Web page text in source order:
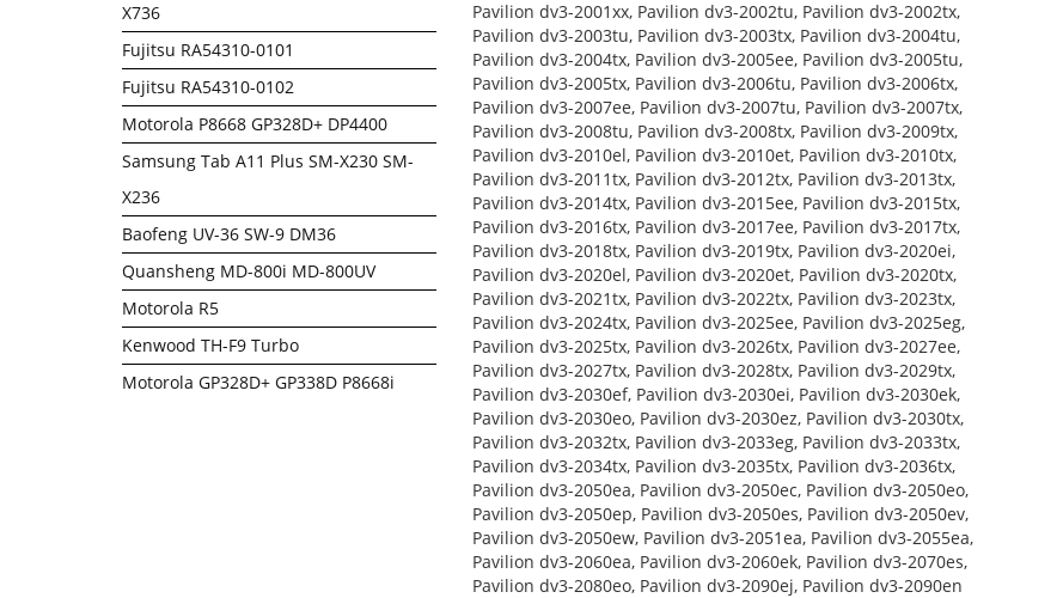
X736
Fujitsu RA54310-0101
Fujitsu RA54310-0102
Motorola P8668 GP328D+ DP4400
Samsung Tab A11 Plus SM-X230 SM-
X236
Baofeng UV-36 SW-9 DM36
Quansheng MD-800i MD-800UV
Motorola R5
Kenwood TH-F9 Turbo
Motorola GP328D+ GP338D P8668i
Pavilion dv3-2001xx, Pavilion dv3-2002tu, Pavilion dv3-2002tx,
Pavilion dv3-2003tu, Pavilion dv3-2003tx, Pavilion dv3-2004tu,
Pavilion dv3-2004tx, Pavilion dv3-2005ee, Pavilion dv3-2005tu,
Pavilion dv3-2005tx, Pavilion dv3-2006tu, Pavilion dv3-2006tx,
Pavilion dv3-2007ee, Pavilion dv3-2007tu, Pavilion dv3-2007tx,
Pavilion dv3-2008tu, Pavilion dv3-2008tx, Pavilion dv3-2009tx,
Pavilion dv3-2010el, Pavilion dv3-2010et, Pavilion dv3-2010tx,
Pavilion dv3-2011tx, Pavilion dv3-2012tx, Pavilion dv3-2013tx,
Pavilion dv3-2014tx, Pavilion dv3-2015ee, Pavilion dv3-2015tx,
Pavilion dv3-2016tx, Pavilion dv3-2017ee, Pavilion dv3-2017tx,
Pavilion dv3-2018tx, Pavilion dv3-2019tx, Pavilion dv3-2020ei,
Pavilion dv3-2020el, Pavilion dv3-2020et, Pavilion dv3-2020tx,
Pavilion dv3-2021tx, Pavilion dv3-2022tx, Pavilion dv3-2023tx,
Pavilion dv3-2024tx, Pavilion dv3-2025ee, Pavilion dv3-2025eg,
Pavilion dv3-2025tx, Pavilion dv3-2026tx, Pavilion dv3-2027ee,
Pavilion dv3-2027tx, Pavilion dv3-2028tx, Pavilion dv3-2029tx,
Pavilion dv3-2030ef, Pavilion dv3-2030ei, Pavilion dv3-2030ek,
Pavilion dv3-2030eo, Pavilion dv3-2030ez, Pavilion dv3-2030tx,
Pavilion dv3-2032tx, Pavilion dv3-2033eg, Pavilion dv3-2033tx,
Pavilion dv3-2034tx, Pavilion dv3-2035tx, Pavilion dv3-2036tx,
Pavilion dv3-2050ea, Pavilion dv3-2050ec, Pavilion dv3-2050eo,
Pavilion dv3-2050ep, Pavilion dv3-2050es, Pavilion dv3-2050ev,
Pavilion dv3-2050ew, Pavilion dv3-2051ea, Pavilion dv3-2055ea,
Pavilion dv3-2060ea, Pavilion dv3-2060ek, Pavilion dv3-2070es,
Pavilion dv3-2080eo, Pavilion dv3-2090ej, Pavilion dv3-2090en